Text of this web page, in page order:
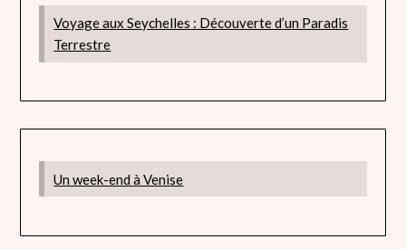
Voyage aux Seychelles : Découverte d’un Paradis
Terrestre
Un week-end à Venise